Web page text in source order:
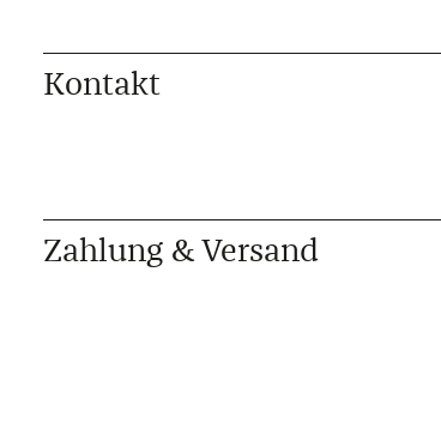
Kontakt
Zahlung & Versand